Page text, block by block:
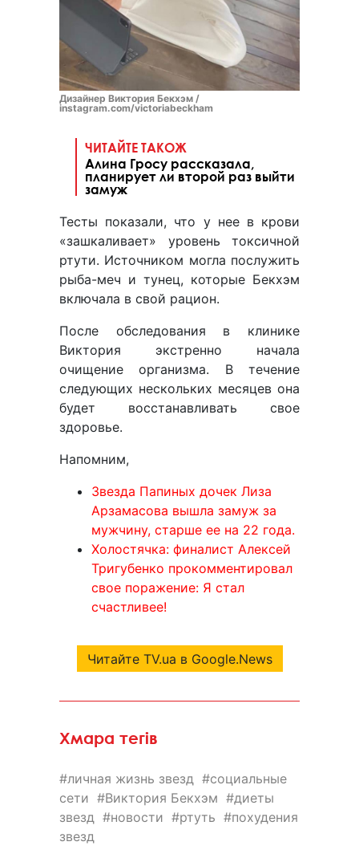
Дизайнер Виктория Бекхэм /
instagram.com/victoriabeckham
ЧИТАЙТЕ ТАКОЖ
Алина Гросу рассказала,
планирует ли второй раз выйти
замуж
Тесты показали, что у нее в крови
«зашкаливает» уровень токсичной
ртути. Источником могла послужить
рыба-меч и тунец, которые Бекхэм
включала в свой рацион.
После обследования в клинике
Виктория экстренно начала
очищение организма. В течение
следующих нескольких месяцев она
будет восстанавливать свое
здоровье.
Напомним,
Звезда Папиных дочек Лиза
Арзамасова вышла замуж за
мужчину, старше ее на 22 года.
Холостячка: финалист Алексей
Тригубенко прокомментировал
свое поражение: Я стал
счастливее!
Читайте TV.ua в Google.News
Хмара тегів
личная жизнь звезд
социальные
сети
Виктория Бекхэм
диеты
звезд
новости ртуть
похудения
звезд